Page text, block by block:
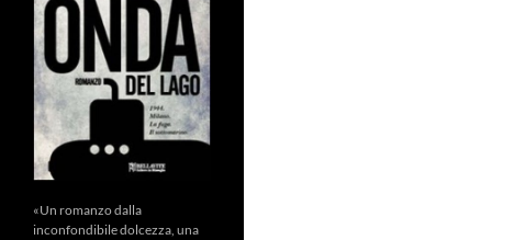
«Un romanzo dalla
inconfondibile dolcezza, una